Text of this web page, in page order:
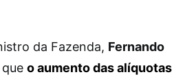
da Fazenda, Fernando
o aumento das alíquotas